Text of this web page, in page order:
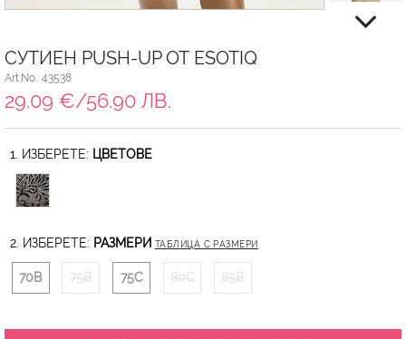
СУТИЕН PUSH-UP ОТ ESOTIQ
Art.No.: 43538
29.09 €/56.90 ЛВ.
1. ИЗБЕРЕТЕ: ЦВЕТОВЕ
2. ИЗБЕРЕТЕ: РАЗМЕРИ ТАБЛИЦА С РАЗМЕРИ
70B 75B 75C 80C 85B